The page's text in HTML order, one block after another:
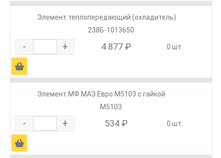
Элемент теплопередающий (охладитель)
238Б-1013650
- + 4 877 ₽ 0 шт.
Ä
Элемент МФ МАЗ Евро М5103 с гайкой
М5103
- + 534 ₽ 0 шт.
Ä